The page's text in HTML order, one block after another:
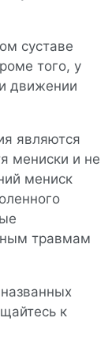
суставе
того, у
движении
являются
мениски и не
мениск
травмам
к